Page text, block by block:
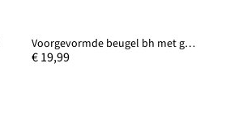
Voorgevormde beugel bh met gewatteerde bandjes
€ 19,99